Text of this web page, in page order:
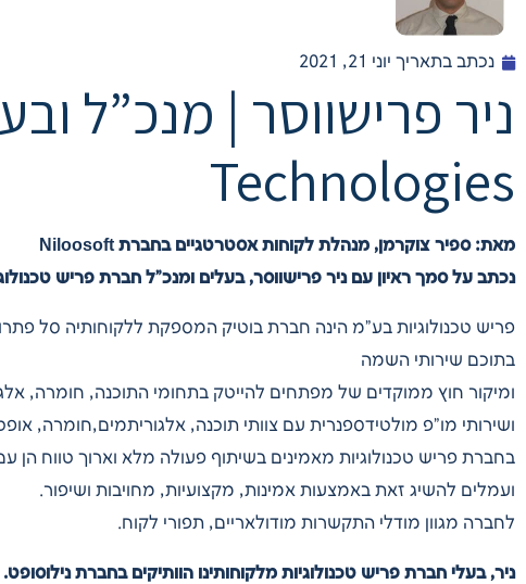
נכתב בתאריך יוני 21, 2021
Technologies
מאת: ספיר צוקרמן, מנהלת לקוחות אסטרטגיים בחברת Niloosoft
נכתב על סמך ראיון עם ניר פרישווסר, בעלים ומנכ”ל חברת פריש
פריש טכנולוגיות בע”מ הינה חברת בוטיק המספקת ללקוחותיה סל
בתוכם שירותי השמה
ומיקור חוץ ממוקדים של מפתחים להייטק בתחומי התוכנה, חומרה,
ושירותי מו”פ מולטידספנרית עם צוותי תוכנה, אלגוריתמים,חומרה,
בחברת פריש טכנולוגיות מאמינים בשיתוף פעולה מלא וארוך טווח
ועמלים להשיג זאת באמצעות אמינות, מקצועיות, מחויבות ושיפור.
לחברה מגוון מודלי התקשרות מודולאריים, תפורי לקוח.
ניר, בעלי חברת פריש טכנולוגיות מלקוחותינו הוותיקים בחברת נילוסופט.